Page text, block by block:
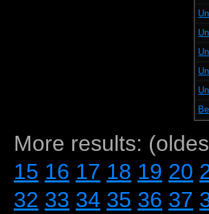
More results:
15 16 17 18 19 20
32 33 34 35 36 37